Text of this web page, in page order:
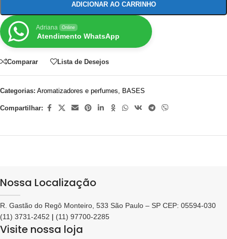
ADICIONAR AO CARRINHO
Adriana Online
Atendimento WhatsApp
Comparar Lista de Desejos
Categorias: Aromatizadores e perfumes, BASES
Compartilhar:
Nossa Localização
R. Gastão do Regô Monteiro, 533 São Paulo – SP CEP: 05594-030
(11) 3731-2452 | (11) 97700-2285
Visite nossa loja